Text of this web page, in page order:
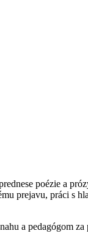
poézie a
prejavu, práci s
a pedagógom